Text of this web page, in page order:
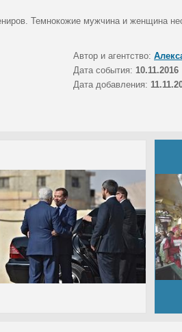
Темнокожие мужчина и женщина
Автор и агентство:
Дата события: 10.11.2016
Дата добавления: